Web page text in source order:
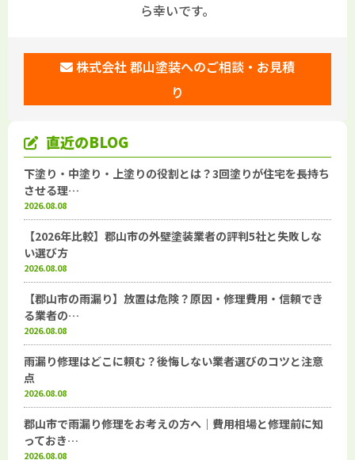
ら幸いです。
株式会社 郡山塗装へのご相談・お見積
り
直近のBLOG
下塗り・中塗り・上塗りの役割とは？3回塗りが住宅を長持ち
させる理…
2026.08.08
【2026年比較】郡山市の外壁塗装業者の評判5社と失敗しな
い選び方
2026.08.08
【郡山市の雨漏り】放置は危険？原因・修理費用・信頼でき
る業者の…
2026.08.08
雨漏り修理はどこに頼む？後悔しない業者選びのコツと注意
点
2026.08.08
郡山市で雨漏り修理をお考えの方へ｜費用相場と修理前に知
っておき…
2026.08.08